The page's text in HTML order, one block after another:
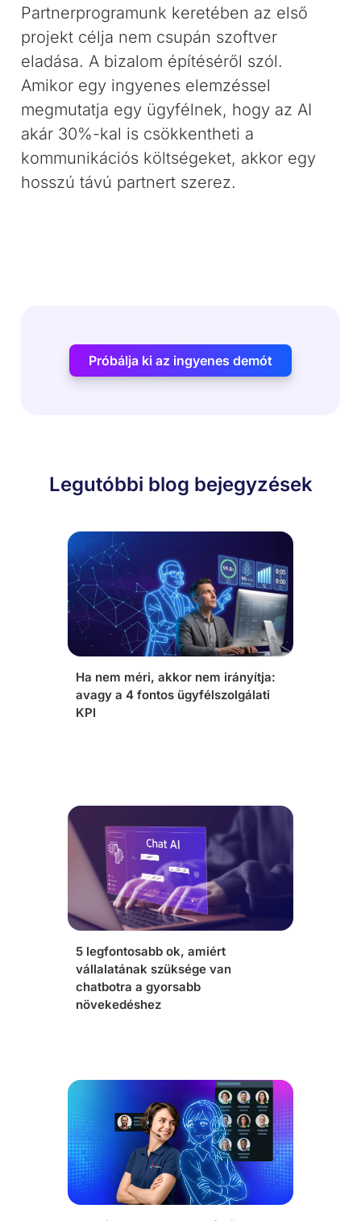
Partnerprogramunk keretében az első
projekt célja nem csupán szoftver
eladása. A bizalom építéséről szól.
Amikor egy ingyenes elemzéssel
megmutatja egy ügyfélnek, hogy az AI
akár 30%-kal is csökkentheti a
kommunikációs költségeket, akkor egy
hosszú távú partnert szerez.
Próbálja ki az ingyenes demót
Legutóbbi blog bejegyzések
Ha nem méri, akkor nem irányítja:
avagy a 4 fontos ügyfélszolgálati
KPI
5 legfontosabb ok, amiért
vállalatának szüksége van
chatbotra a gyorsabb
növekedéshez